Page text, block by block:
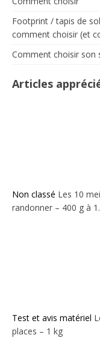
Footprint / tapis de
comment choisir (et
Comment choisir son
Articles
Non classé Les 10
randonner – 400 g à
Test et avis matériel
places – 1 kg